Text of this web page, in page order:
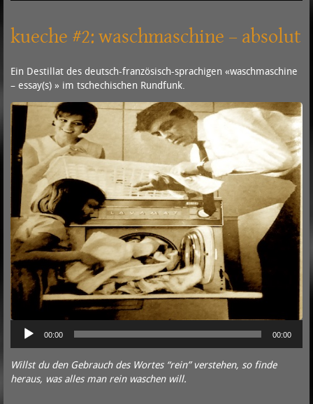
kueche #2: waschmaschine – absolut
Ein Destillat des deutsch-französisch-sprachigen «waschmaschine
– essay(s) » im tschechischen Rundfunk.
00:00 00:00
Willst du den Gebrauch des Wortes “rein” verstehen, so finde
heraus, was alles man rein waschen will.